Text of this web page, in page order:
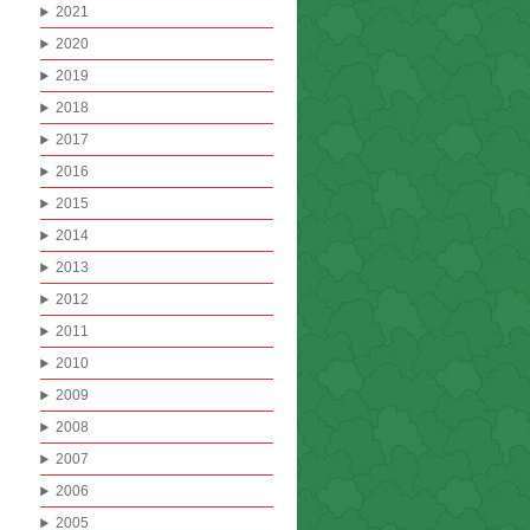
2021
2020
2019
2018
2017
2016
2015
2014
2013
2012
2011
2010
2009
2008
2007
2006
2005